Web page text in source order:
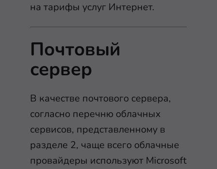
на тарифы услуг Интернет.
Почтовый
сервер
В качестве почтового сервера,
согласно перечню облачных
сервисов, представленному в
разделе 2, чаще всего облачные
провайдеры используют Microsoft